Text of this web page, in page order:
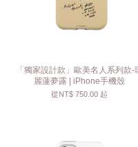
「獨家設計款」歐美名人系列款-
麗蓮夢露 | iPhone手機殼
從NT$ 750.00 起